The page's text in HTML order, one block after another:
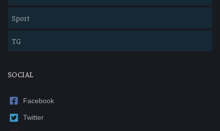
Sport
TG
SOCIAL
Facebook
Twitter